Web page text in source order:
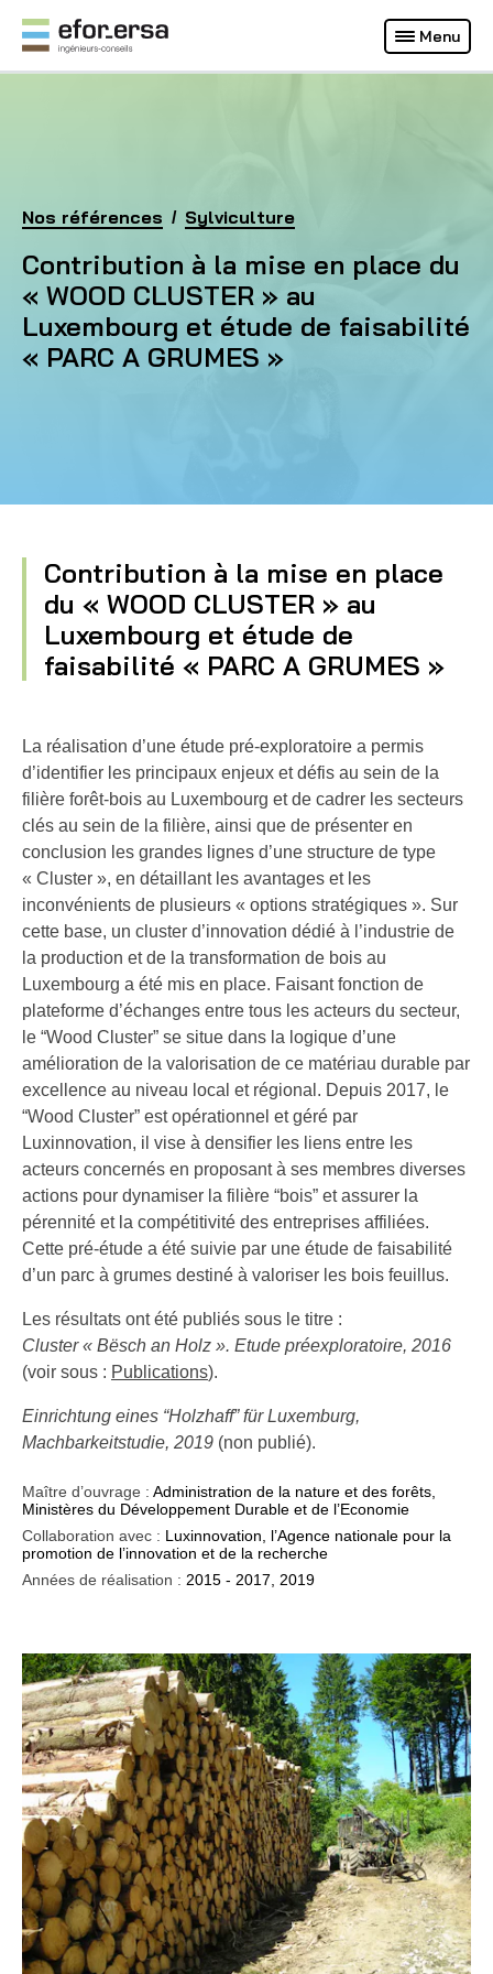
EFOR-ERSA
Menu
Accueil
Nos références Sylviculture
Contribution à la mise en place du « WOOD
Contribution à la mise en place du
« WOOD CLUSTER » au
Luxembourg et étude de faisabilité
« PARC A GRUMES »
Français
(Site actuel)
Deutsch
Contribution à la mise en place
du « WOOD CLUSTER » au
Luxembourg et étude de
faisabilité « PARC A GRUMES »
La réalisation d’une étude pré-exploratoire a permis
d’identifier les principaux enjeux et défis au sein de la
filière forêt-bois au Luxembourg et de cadrer les secteurs
clés au sein de la filière, ainsi que de présenter en
conclusion les grandes lignes d’une structure de type
« Cluster », en détaillant les avantages et les
inconvénients de plusieurs « options stratégiques ». Sur
cette base, un cluster d’innovation dédié à l’industrie de
la production et de la transformation de bois au
Luxembourg a été mis en place. Faisant fonction de
plateforme d’échanges entre tous les acteurs du secteur,
le “Wood Cluster” se situe dans la logique d’une
amélioration de la valorisation de ce matériau durable par
excellence au niveau local et régional. Depuis 2017, le
“Wood Cluster” est opérationnel et géré par
Luxinnovation, il vise à densifier les liens entre les
acteurs concernés en proposant à ses membres diverses
actions pour dynamiser la filière “bois” et assurer la
pérennité et la compétitivité des entreprises affiliées.
Cette pré-étude a été suivie par une étude de faisabilité
d’un parc à grumes destiné à valoriser les bois feuillus.
Les résultats ont été publiés sous le titre :
Cluster « Bësch an Holz ». Etude préexploratoire, 2016
(voir sous : Publications).
Einrichtung eines “Holzhaff” für Luxemburg,
Machbarkeitstudie, 2019 (non publié).
Maître d’ouvrage : Administration de la nature et des forêts,
Ministères du Développement Durable et de l’Economie
Collaboration avec : Luxinnovation, l’Agence nationale pour la
promotion de l’innovation et de la recherche
Années de réalisation : 2015 - 2017, 2019